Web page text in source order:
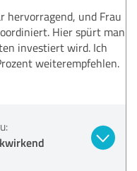
hervorragend, und Frau
Hier spürt man
investiert wird. Ich
weiterempfehlen.